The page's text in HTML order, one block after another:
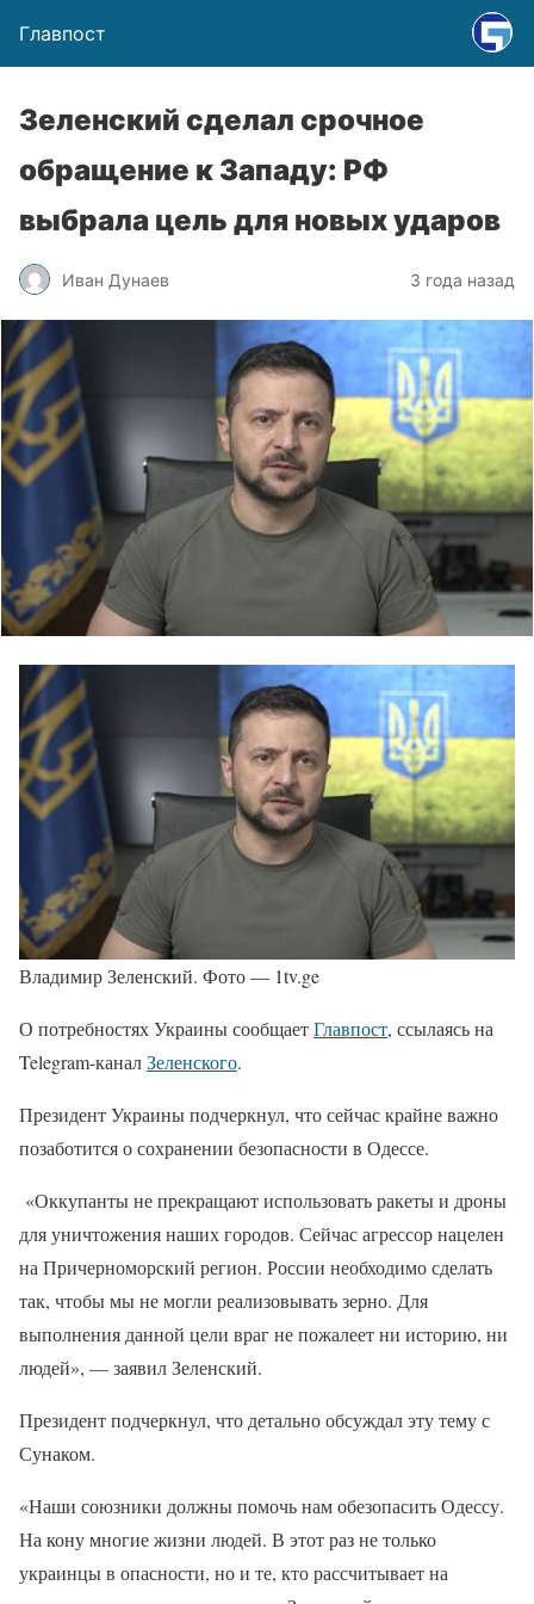
Главпост
Зеленский сделал срочное
обращение к Западу: РФ
выбрала цель для новых ударов
Иван Дунаев 3 года назад
Владимир Зеленский. Фото — 1tv.ge
О потребностях Украины сообщаетГлавпост, ссылаясь на
Telegram-каналЗеленского.
Президент Украины подчеркнул, что сейчас крайне важно
позаботится о сохранении безопасности в Одессе.
«Оккупанты не прекращают использовать ракеты и дроны
для уничтожения наших городов. Сейчас агрессор нацелен
на Причерноморский регион. России необходимо сделать
так, чтобы мы не могли реализовывать зерно. Для
выполнения данной цели враг не пожалеет ни историю, ни
людей», — заявил Зеленский.
Президент подчеркнул, что детально обсуждал эту тему с
Сунаком.
«Наши союзники должны помочь нам обезопасить Одессу.
На кону многие жизни людей. В этот раз не только
украинцы в опасности, но и те, кто рассчитывает на